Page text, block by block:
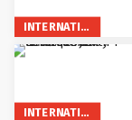
INTERNATIONAL
INTERNATIONAL